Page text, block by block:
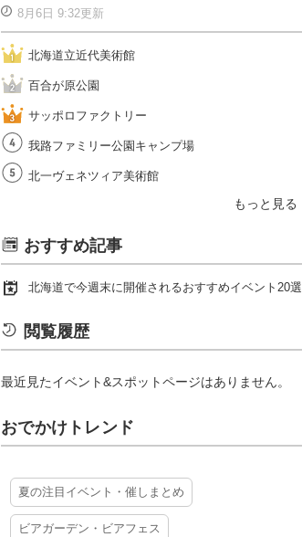
8月6日 9:32更新
北海道立近代美術館
百合が原公園
サッポロファクトリー
我路ファミリー公園キャンプ場
北一ヴェネツィア美術館
もっと見る
おすすめ記事
北海道で今週末に開催されるおすすめイベント20選
閲覧履歴
最近見たイベント&スポットページはありません。
おでかけトレンド
夏の注目イベント・催しまとめ
ビアガーデン・ビアフェス